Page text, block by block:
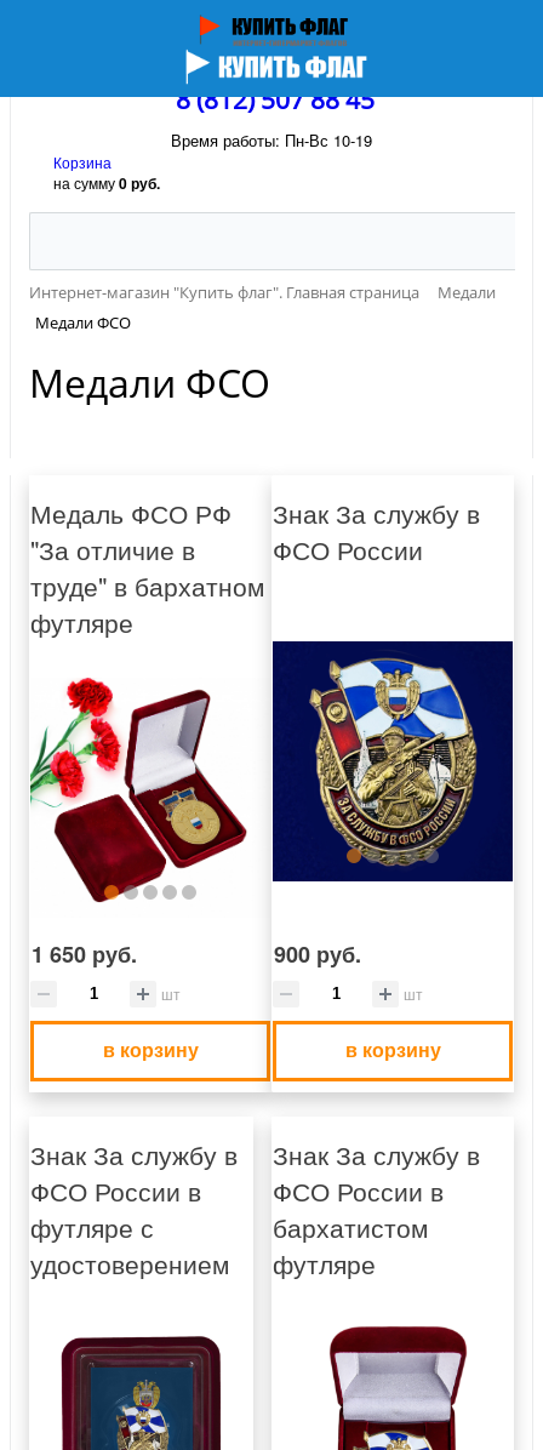
8 (812) 507 88 45
Время работы: Пн-Вс 10-19
Корзина
на сумму0 руб.
Интернет-магазин "Купить флаг". Главная страница
Медали
Медали ФСО
Медали ФСО
Медаль ФСО РФ
"За отличие в
труде" в бархатном
футляре
1 650 руб.
шт
в корзину
Знак За службу в
ФСО России
900 руб.
шт
в корзину
Знак За службу в
ФСО России в
футляре с
удостоверением
Знак За службу в
ФСО России в
бархатистом
футляре